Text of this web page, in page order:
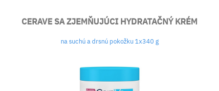
CERAVE SA ZJEMŇUJÚCI HYDRATAČNÝ KRÉM
na suchú a drsnú pokožku 1x340 g